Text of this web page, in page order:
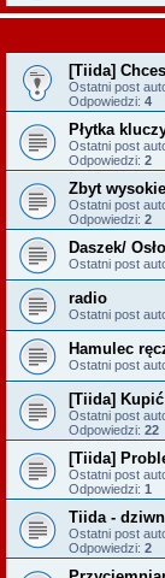
[Tiida]
Ostatni post
Odpowiedzi: 4
Płytka
Ostatni post
Odpowiedzi: 2
Zbyt
Ostatni post
Odpowiedzi: 2
Daszek/
Ostatni post
radio
Ostatni post
Hamulec
Ostatni post
[Tiida]
Ostatni post
Odpowiedzi: 22
[Tiida]
Ostatni post
Odpowiedzi: 1
Tiida -
Ostatni post
Odpowiedzi: 2